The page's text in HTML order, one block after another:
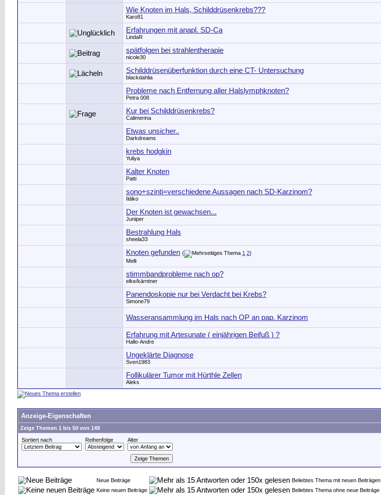
Wie Knoten im Hals, Schilddrüsenkrebs???
Karo81
Erfahrungen mit anapl. SD-Ca
LindaR
spätfolgen bei strahlentherapie
nicole30
Schilddrüsenüberfunktion durch eine CT- Untersuchung
blackdahlia
Probleme nach Entfernung aller Halslymphknoten?
Petra 008
Kur bei Schilddrüsenkrebs?
Calimerina
Etwas unsicher..
Darkdreams
krebs hodgkin
Yuliya
Kalter Knoten
Patti
sono+szinti=verschiedene Aussagen nach SD-Karzinom?
Ildiko
Der Knoten ist gewachsen...
Juniper
Bestrahlung Hals
sheela33
Knoten gefunden ( 1 2)
Melli
stimmbandprobleme nach op?
elke/kärntner
Panendoskopie nur bei Verdacht bei Krebs?
Simone79
Wasseransammlung im Hals nach OP an pap. Karzinom
Erfahrung mit Artesunate ( einjährigen Beifuß ) ?
Hallo-Andre
Ungeklärte Diagnose
Sven1983
Follikulärer Tumor mit Hürthle Zellen
Aleks
Anzeige-Eigenschaften
Zeige Themen 1 bis 50 von 149
Sortiert nach
Reihenfolge Alter
Neue Beiträge
Beliebtes Thema mit neuen Beiträgen
Keine neuen Beiträge
Beliebtes Thema ohne neue Beiträge